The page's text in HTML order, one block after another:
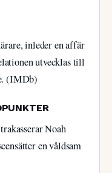
inleder en affär
utvecklas till
(IMDb)
Noah
en våldsam